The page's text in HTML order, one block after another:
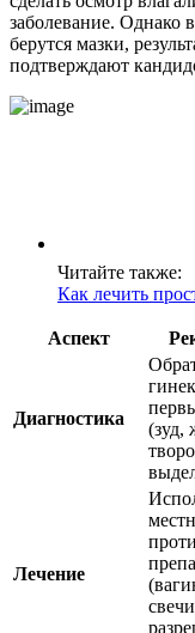
заболевание. Однако
берутся мазки,
подтверждают
Читайте также:
Как лечить
Аспект
Диагностика
(зуд,
Лечение